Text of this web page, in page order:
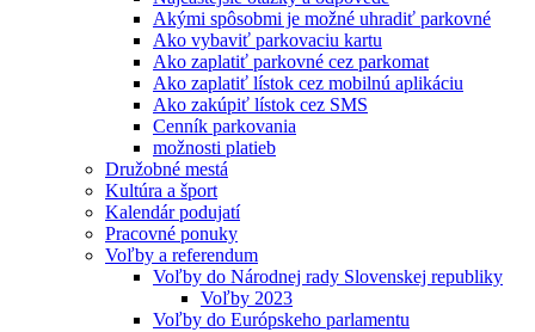
Akými spôsobmi je možné uhradiť parkovné
Ako vybaviť parkovaciu kartu
Ako zaplatiť parkovné cez parkomat
Ako zaplatiť lístok cez mobilnú aplikáciu
Ako zakúpiť lístok cez SMS
Cenník parkovania
možnosti platieb
Družobné mestá
Kultúra a šport
Kalendár podujatí
Pracovné ponuky
Voľby a referendum
Voľby do Národnej rady Slovenskej republiky
Voľby 2023
Voľby do Európskeho parlamentu